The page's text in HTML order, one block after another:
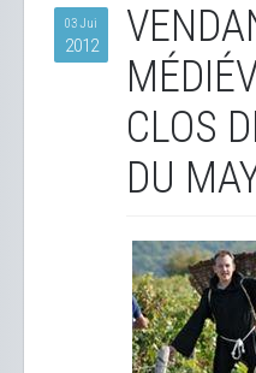
03 Jui
2012
CLOS
DU